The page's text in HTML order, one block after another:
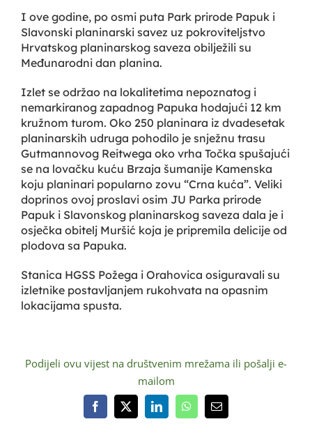
I ove godine, po osmi puta Park prirode Papuk i
Slavonski planinarski savez uz pokroviteljstvo
Hrvatskog planinarskog saveza obilježili su
Međunarodni dan planina.
Izlet se održao na lokalitetima nepoznatog i
nemarkiranog zapadnog Papuka hodajući 12 km
kružnom turom. Oko 250 planinara iz dvadesetak
planinarskih udruga pohodilo je snježnu trasu
Gutmannovog Reitwega oko vrha Točka spušajući
se na lovačku kuću Brzaja šumanije Kamenska
koju planinari popularno zovu “Crna kuća”. Veliki
doprinos ovoj proslavi osim JU Parka prirode
Papuk i Slavonskog planinarskog saveza dala je i
osječka obitelj Muršić koja je pripremila delicije od
plodova sa Papuka.
Stanica HGSS Požega i Orahovica osiguravali su
izletnike postavljanjem rukohvata na opasnim
lokacijama spusta.
Podijeli ovu vijest na društvenim mrežama ili pošalji e-
mailom
Facebook
X LinkedInWhatsAppEmail: